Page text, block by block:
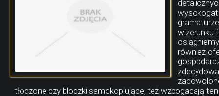
wizerunku
również
tłoczone czy bloczki samokopiujące, też wzbogacają